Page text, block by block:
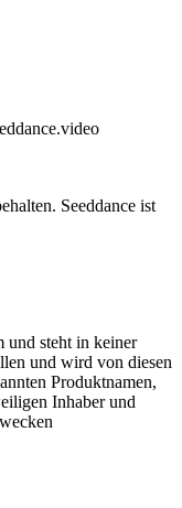
Seeddance ist
und steht in keiner
und wird von diesen
Produktnamen,
Inhaber und